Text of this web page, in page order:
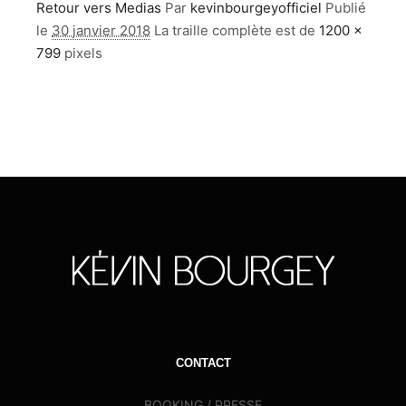
Retour vers Medias Par kevinbourgeyofficiel Publié
le 30 janvier 2018 La traille complète est de 1200 ×
799 pixels
CONTACT